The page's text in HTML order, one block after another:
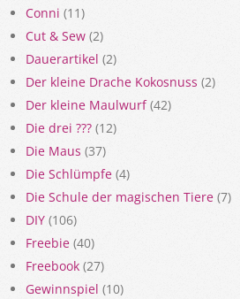
Conni (11)
Cut & Sew (2)
Dauerartikel (2)
Der kleine Drache Kokosnuss (2)
Der kleine Maulwurf(42)
Die drei ??? (12)
Die Maus (37)
Die Schlümpfe (4)
Die Schule der magischen Tiere (7)
DIY (106)
Freebie (40)
Freebook (27)
Gewinnspiel (10)